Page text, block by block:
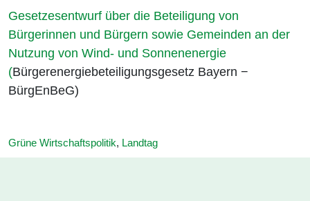
Gesetzesentwurf über die Beteiligung von
Bürgerinnen und Bürgern sowie Gemeinden an der
Nutzung von Wind- und Sonnenenergie
(Bürgerenergiebeteiligungsgesetz Bayern −
BürgEnBeG)
Grüne Wirtschaftspolitik, Landtag